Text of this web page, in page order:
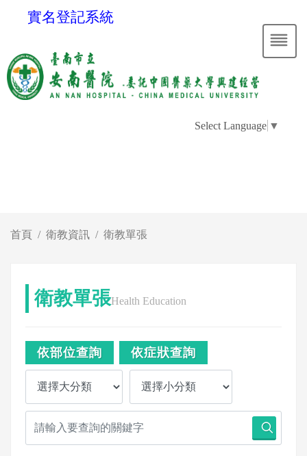
實名登記系統
Select Language ▼
首頁 衛教資訊 衛教單張
衛教單張Health Education
依部位查詢 依症狀查詢